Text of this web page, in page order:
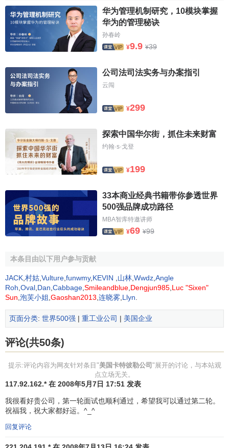
Caterpillar公司发展历程
1890 年，Benjamin Holt 和 Daniel Best 尝试使用各种
进行试验。
1904 年，Holt 研制成功第一台蒸汽履带式推土机。
1906 年，Holt 研制成功第一台天然气履带式推土机。
1915 年，，联军在第一次世界大战中使用 Holt
1925 年，Holt 制造公司和 C. L. Best 推土机公司合
并，组成卡特彼勒推土机公司。
1931 年，第一台 Diesel Sixty 推土机从伊利诺斯州东
皮奥利亚的装配线下线，它是采用新型高效动力源的
1940 年，卡特彼勒产品系列现在包括机动平地机、铲
式平地机、升降式平地机、筑梯田机和电动发电机
组。
1942 年，美国在战争中使用卡特彼勒的履带式推土
机。
1950 年，卡特彼勒推土机公司在英国成立， 这是众多
海外公司中的第一家。目的在于帮助管理 外汇短缺、
关税、进口控制，并为全球客户提供更好的服务。
1953 年，1931 年，公司成立了独立的发动机销售小
组，向其他设备制造厂商推广柴油发动机。1953 年，
该小组被独立的销售和营销部门取代，以便更好地满
足广大发动机客户的需求。发动机销售现在约占公司
总销售和收入的三分之一。
1963 年，卡特彼勒和三菱重工
美国公司拥有部分股权的合资企业。卡特彼勒三菱有
限公司于 1965 年开始生产，现已更名为新卡特彼勒三
菱有限公司。现在是日本排名第二的建筑机械和矿用
设备制造商。
华为管理机制研究，10模块掌握
华为的管理秘诀
孙春岭
¥9.9 ¥39
公司法司法实务与办案指引
云闯
¥299
探索中国华尔街，抓住未来财富
约翰·s·戈登
¥199
33本商业经典书籍带你参透世界
500强品牌成功路径
MBA智库特邀讲师
¥69 ¥99
本条目由以下用户参与贡献
JACK 村姑 Vulture funwmy, KEVIN 山林 Wwdz Angle
Roh Oval Dan Cabbage Smileandblue Dengjun985 Luc "Sixen"
Sun 泡芙小姐 Gaoshan2013 连晓雾 Llyn
页面分类: 世界500强 | 重工业公司 | 美国企业
评论(共50条)
提示:评论内容为网友针对条目"美国卡特彼勒公司"展开的讨论，与本站观
点立场无关。
117.92.162.* 在 2008年5月7日 17:51 发表
我很看好贵公司，第一轮面试也顺利通过，希望我可以通过第二轮。
祝福我，祝大家都好运。^_^
回复评论